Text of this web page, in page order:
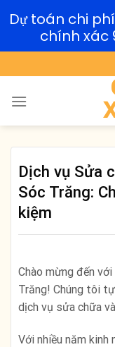
to
content
Dịch vụ Sửa
Sóc Trăng:
kiệm
Chào mừng đến
Trăng! Chúng tôi
dịch vụ sửa chữa
Với nhiều năm kinh
Dự toán chi
chính xác